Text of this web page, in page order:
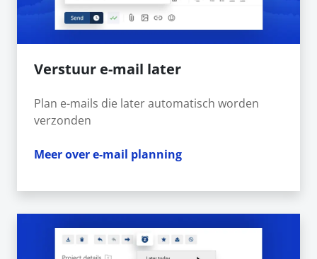
Verstuur e-mail later
Plan e-mails die later automatisch worden
verzonden
Meer over e-mail planning